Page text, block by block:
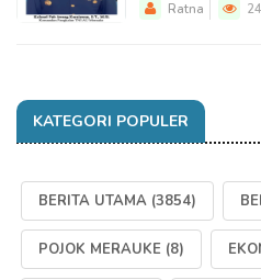
Ratna
KATEGORI POPULER
BERITA UTAMA (3854)
POJOK MERAUKE (8)